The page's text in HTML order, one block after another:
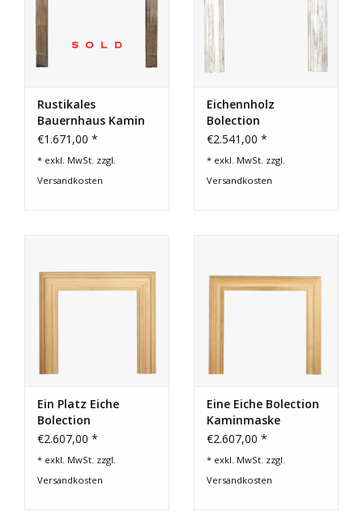
Rustikales
Bauernhaus Kamin
In Eiche
€1.671,00 *
* exkl. MwSt. zzgl.
Versandkosten
Eichennholz
Bolection
Kaminmaske
€2.541,00 *
* exkl. MwSt. zzgl.
Versandkosten
Ein Platz Eiche
Bolection
Kaminmaske
€2.607,00 *
* exkl. MwSt. zzgl.
Versandkosten
Eine Eiche Bolection
Kaminmaske
€2.607,00 *
* exkl. MwSt. zzgl.
Versandkosten